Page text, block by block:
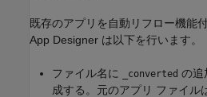
既存のアプリを自動リフロー機能
App Designer は以下を行います。
ファイル名に _converted の追
成する。元のアプリ ファイル